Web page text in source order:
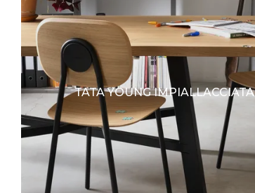
TATA YOUNG IMPIALLACCIATA